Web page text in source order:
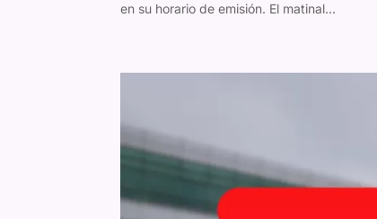
en su horario de emisión. El matinal...